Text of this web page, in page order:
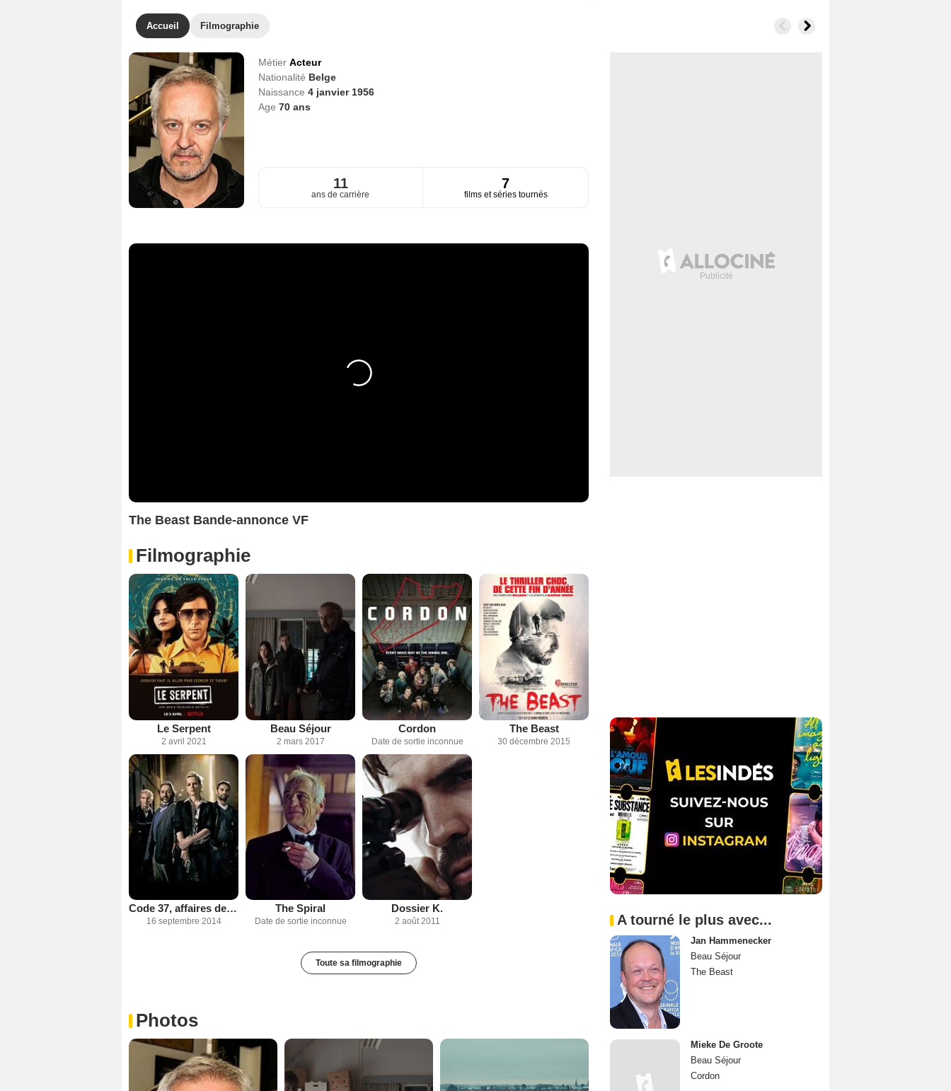
Accueil Filmographie
Métier Acteur
Nationalité Belge
Naissance 4 janvier 1956
Age 70ans
11
ans de carrière
7
films et séries tournés
The Beast Bande-annonce VF
Filmographie
Le Serpent
2 avril 2021
Beau Séjour
2 mars 2017
Cordon
Date de sortie inconnue
The Beast
30 décembre 2015
Code 37, affaires de moeurs
16 septembre 2014
The Spiral
Date de sortie inconnue
Dossier K.
2 août 2011
Toute sa filmographie
Photos
A tourné le plus avec...
Jan Hammenecker
Beau Séjour
The Beast
Mieke De Groote
Beau Séjour
Cordon